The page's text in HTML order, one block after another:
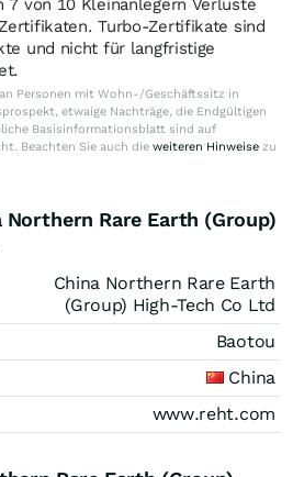
7 von 10 Kleinanlegern Verluste
Turbo-Zertifikate sind
und nicht für langfristige
Personen mit Wohn-/Geschäftssitz in
etwaige Nachträge, die Endgültigen
Basisinformationsblatt sind auf
Beachten Sie auch die weiteren Hinweise zu
Rare Earth (Group)
China Northern Rare Earth
(Group) High-Tech Co Ltd
Baotou
China
www.reht.com